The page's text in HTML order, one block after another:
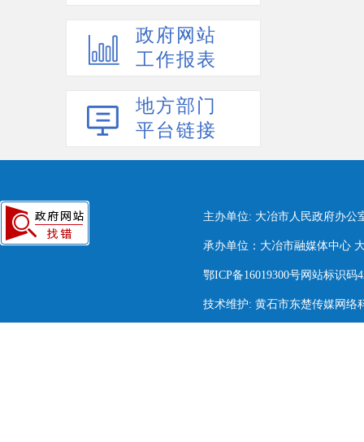
政府网站
工作报表
地方部门
平台链接
主办单位: 大冶市人民政府办公
承办单位：大冶市融媒体中心
鄂ICP备16019300号网站标识码
技术维护: 黄石市东楚传媒网络